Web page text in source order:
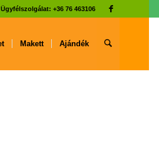
Ügyfélszolgálat: +36 76 463106
Makett Ajándék